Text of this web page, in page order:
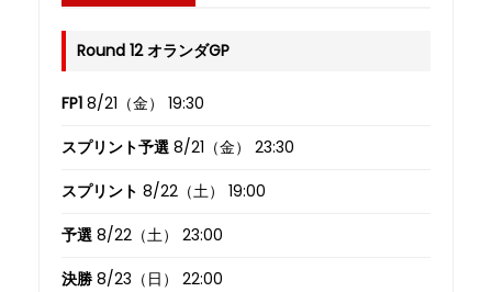
Round 12 オランダGP
FP1 8/21（金） 19:30
スプリント予選 8/21（金） 23:30
スプリント 8/22（土） 19:00
予選 8/22（土） 23:00
決勝 8/23（日） 22:00